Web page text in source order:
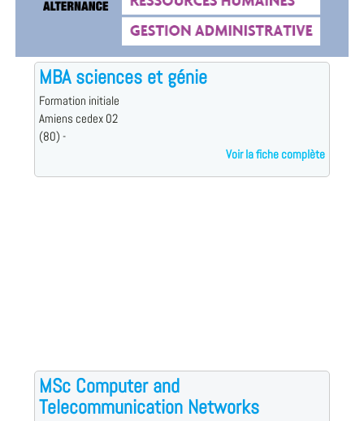
MBA sciences et génie
Formation initiale
Amiens cedex 02
(80) -
Voir la fiche complète
MSc Computer and
Telecommunication Networks